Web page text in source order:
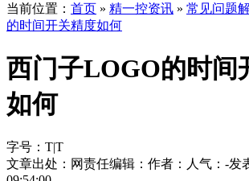
当前位置： 首页 » 精一控资讯 » 常见问题
的时间开关精度如何
西门子LOGO的时间
如何
字号： TT
文章出处： 网责任编辑： 作者： 人气： -发